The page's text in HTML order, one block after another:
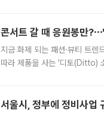
콘서트 갈 때 응원봉만
지금 화제 되는 패션·뷰티 트
따라 제품을 사는 '디토(Ditto)
서울시, 정부에 정비사